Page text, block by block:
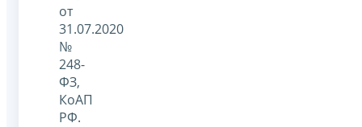
от
31.07.2020
№
248-
ФЗ,
КоАП
РФ.